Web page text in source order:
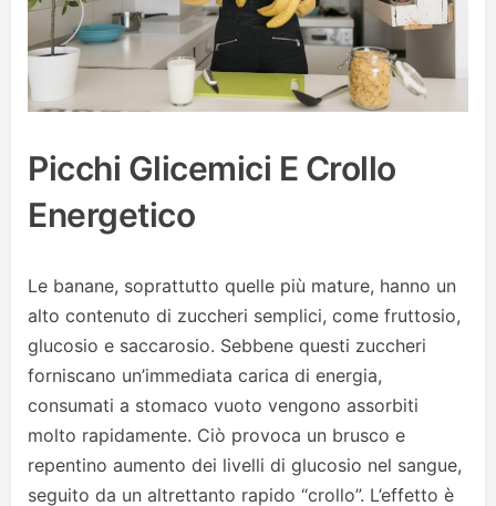
Picchi Glicemici E Crollo
Energetico
Le banane, soprattutto quelle più mature, hanno un
alto contenuto di zuccheri semplici, come fruttosio,
glucosio e saccarosio. Sebbene questi zuccheri
forniscano un’immediata carica di energia,
consumati a stomaco vuoto vengono assorbiti
molto rapidamente. Ciò provoca un brusco e
repentino aumento dei livelli di glucosio nel sangue,
seguito da un altrettanto rapido “crollo”. L’effetto è